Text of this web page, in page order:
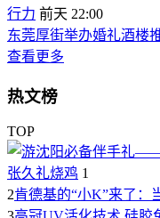
行力 前天 22:00
东莞厚街举办婚礼酒楼
查看更多
热文榜
TOP
张久礼烧鸡 1
2肯德基的“小K”来了：